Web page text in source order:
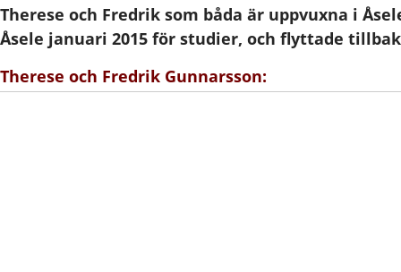
Therese och Fredrik som båda är uppvuxna i
Åsele januari 2015 för studier, och flyttade
Therese och Fredrik Gunnarsson: